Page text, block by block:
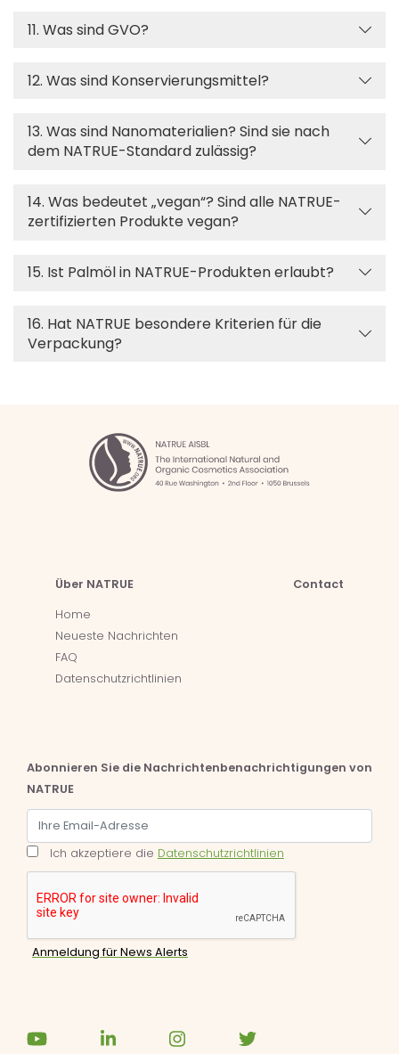
11. Was sind GVO?
12. Was sind Konservierungsmittel?
13. Was sind Nanomaterialien? Sind sie nach
dem NATRUE-Standard zulässig?
14. Was bedeutet „vegan“? Sind alle NATRUE-
zertifizierten Produkte vegan?
15. Ist Palmöl in NATRUE-Produkten erlaubt?
16. Hat NATRUE besondere Kriterien für die
Verpackung?
Über NATRUE
Home
Neueste Nachrichten
FAQ
Datenschutzrichtlinien
Contact
Abonnieren Sie die Nachrichtenbenachrichtigungen von
NATRUE
Ich akzeptiere die Datenschutzrichtlinien